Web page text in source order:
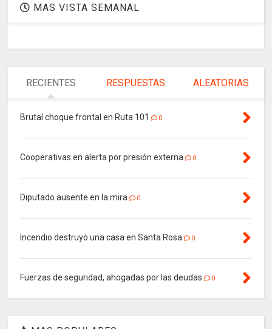
MAS VISTA SEMANAL
RECIENTES RESPUESTAS ALEATORIAS
Brutal choque frontal en Ruta 101 0
Cooperativas en alerta por presión externa 0
Diputado ausente en la mira 0
Incendio destruyó una casa en Santa Rosa 0
Fuerzas de seguridad, ahogadas por las deudas 0